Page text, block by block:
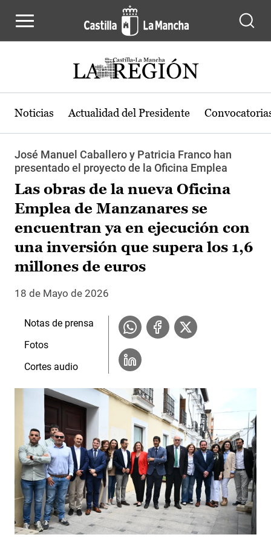
Noticias Actualidad del Presidente
José Manuel Caballero y Patricia Franco han
presentado el proyecto de la Oficina Emplea
Las obras de la nueva Oficina
Emplea de Manzanares se
encuentran ya en ejecución con
una inversión que supera los 1,6
millones de euros
18 de Mayo de 2026
Notas de prensa
Fotos
Cortes audio